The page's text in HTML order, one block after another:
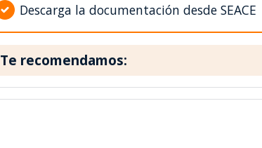
Descarga la documentación desde SEACE
Te recomendamos: